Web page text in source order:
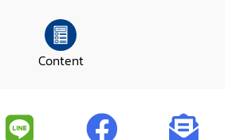
Content